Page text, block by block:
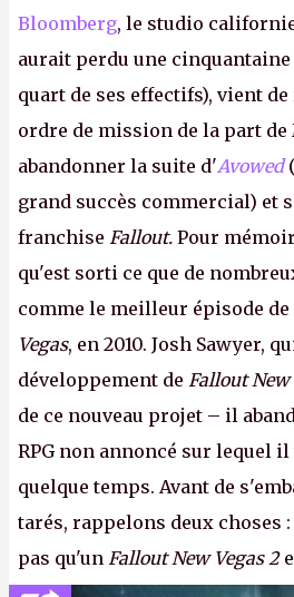
Bloomberg, le studio
aurait perdu une
quart de ses effectifs), vient
ordre de mission de la part
abandonner la suite d'Avowed
grand succès commercial) et
franchise Fallout. Pour
qu'est sorti ce que de
comme le meilleur épisode de
Vegas, en 2010. Josh Sawyer,
développement de Fallout New
de ce nouveau projet – il
RPG non annoncé sur lequel
quelque temps. Avant de
tarés, rappelons deux choses
pas qu'un Fallout New Vegas 2